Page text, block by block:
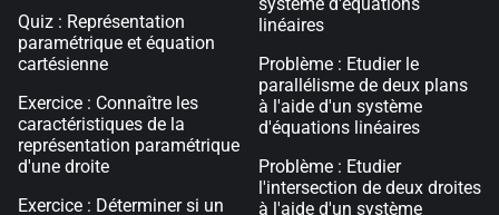
Quiz : Représentation
paramétrique et équation
cartésienne
Exercice : Connaître les
caractéristiques de la
représentation paramétrique
d'une droite
Exercice : Déterminer si un
linéaires
Problème : Etudier le
parallélisme de deux plans
à l'aide d'un système
d'équations linéaires
Problème : Etudier
l'intersection de deux droites
à l'aide d'un système